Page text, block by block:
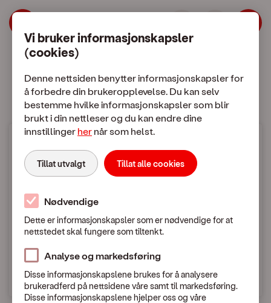
Hopp til meny
Hopp til hovedinnhold| OneCall
Mobilabonnement
Mobilpriser
Bruk i utlandet
Mobilpriser når du ringer eller sender SMS / MMS
Søk etter land
Vi bruker informasjonskapsler
(cookies)
Denne nettsiden benytter informasjonskapsler for
å forbedre din brukeropplevelse. Du kan selv
bestemme hvilke informasjonskapsler som blir
brukt i din nettleser og du kan endre dine
innstillinger her når som helst.
Tillat utvalgt Tillat alle cookies
Nødvendige
Dette er informasjonskapsler som er nødvendige for at
nettstedet skal fungere som tiltenkt.
Analyse og markedsføring
Disse informasjonskapslene brukes for å analysere
brukeradferd på nettsidene våre samt til markedsføring.
Disse informasjonskapslene hjelper oss og våre